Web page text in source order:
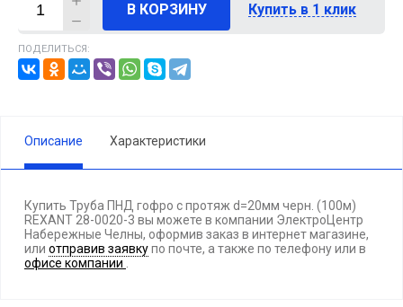
В КОРЗИНУ Купить в 1 клик
ПОДЕЛИТЬСЯ:
Описание Характеристики
Купить Труба ПНД гофро с протяж d=20мм черн. (100м)
REXANT 28-0020-3 вы можете в компании ЭлектроЦентр
Набережные Челны, оформив заказ в интернет магазине,
или отправив заявкупо почте, а также по телефонуили в
офисе компании